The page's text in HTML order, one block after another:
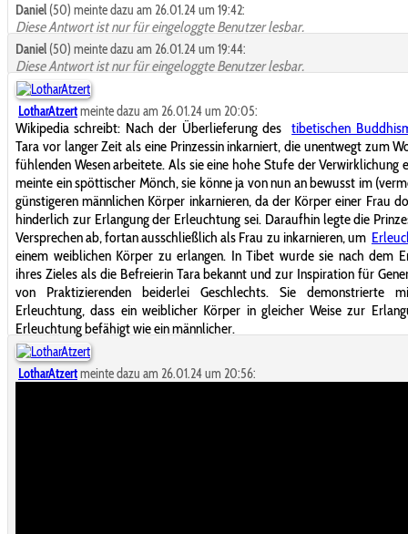
Daniel (50) meinte dazu am 26.01.24 um 19:42:
Diese Antwort ist nur für eingeloggte Benutzer lesbar.
Daniel (50) meinte dazu am 26.01.24 um 19:44:
Diese Antwort ist nur für eingeloggte Benutzer lesbar.
LotharAtzertmeinte dazu am 26.01.24 um 20:05:
Wikipedia schreibt: Nach der Überlieferung des tibetischen
Tara vor langer Zeit als eine Prinzessin inkarniert, die unentwegt zum
fühlenden Wesen arbeitete. Als sie eine hohe Stufe der Verwirklichung
meinte ein spöttischer Mönch, sie könne ja von nun an bewusst im
günstigeren männlichen Körper inkarnieren, da der Körper einer Frau
hinderlich zur Erlangung der Erleuchtung sei. Daraufhin legte die
Versprechen ab, fortan ausschließlich als Frau zu inkarnieren, um
einem weiblichen Körper zu erlangen. In Tibet wurde sie nach dem
ihres Zieles als die Befreierin Tara bekannt und zur Inspiration für
von Praktizierenden beiderlei Geschlechts. Sie demonstrierte
Erleuchtung, dass ein weiblicher Körper in gleicher Weise zur
Erleuchtung befähigt wie ein männlicher.
LotharAtzertmeinte dazu am 26.01.24 um 20:56: